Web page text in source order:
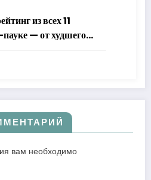
из всех 11
— от худшего
вам необходимо